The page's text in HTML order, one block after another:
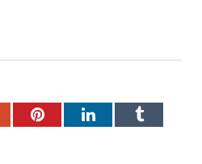
PinterestLinkedInTumblr